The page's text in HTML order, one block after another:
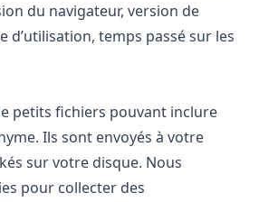
du navigateur, version de
d’utilisation, temps passé sur les
petits fichiers pouvant inclure
Ils sont envoyés à votre
sur votre disque. Nous
pour collecter des